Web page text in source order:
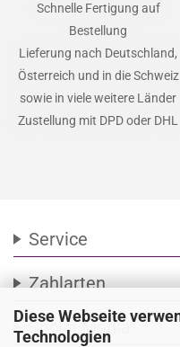
Diese Webseite
Technologien
Schnelle Fertigung auf
Bestellung
Lieferung nach Deutschland,
Österreich und in die Schweiz
sowie in viele weitere Länder
Zustellung mit DPD oder DHL
Service
Zahlarten
Social Media